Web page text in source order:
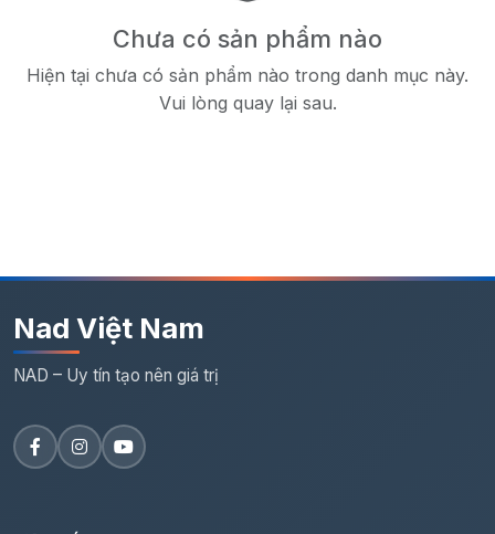
Chưa có sản phẩm nào
Hiện tại chưa có sản phẩm nào trong danh mục này.
Vui lòng quay lại sau.
Nad Việt Nam
NAD – Uy tín tạo nên giá trị